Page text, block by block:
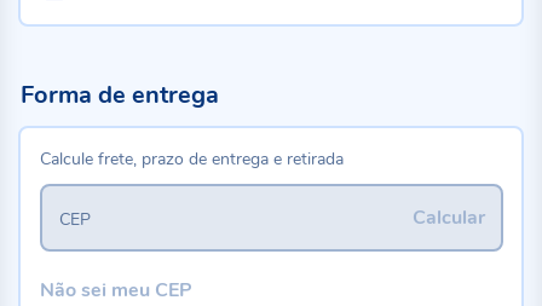
Forma de entrega
Calcule frete, prazo de entrega e retirada
Calcular
CEP
Não sei meu CEP